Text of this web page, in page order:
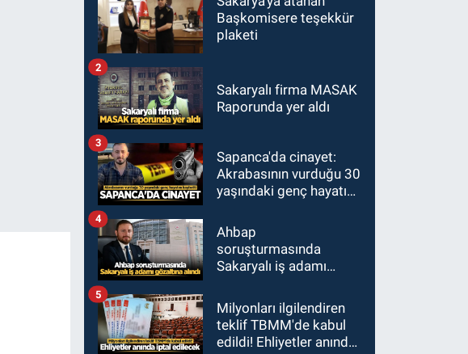
Başkomisere teşekkür
plaketi
Sakaryalı firma MASAK
Raporunda yer aldı
2
Sapanca'da cinayet:
Akrabasının vurduğu 30
yaşındaki genç hayatını
3
Ahbap
soruşturmasında
Sakaryalı iş adamı
4
Milyonları ilgilendiren
teklif TBMM'de kabul
edildi! Ehliyetler anında
5